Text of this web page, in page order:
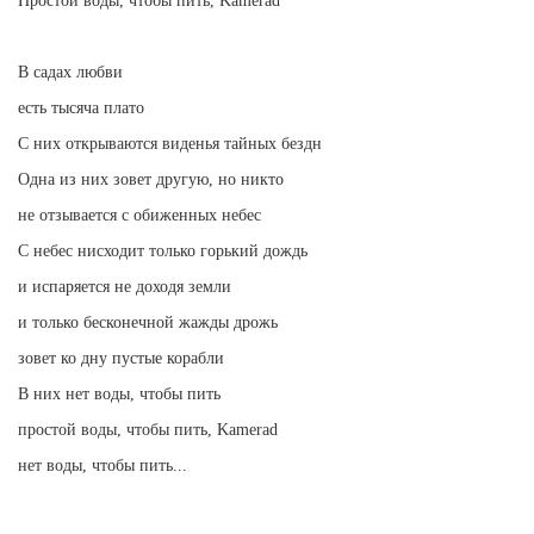
В садах любви
есть тысяча плато
С них открываются виденья тайных бездн
Одна из них зовет другую, но никто
не отзывается с обиженных небес
С небес нисходит только горький дождь
и испаряется не доходя земли
и только бесконечной жажды дрожь
зовет ко дну пустые корабли
В них нет воды, чтобы пить
простой воды, чтобы пить, Kamerad
нет воды, чтобы пить...